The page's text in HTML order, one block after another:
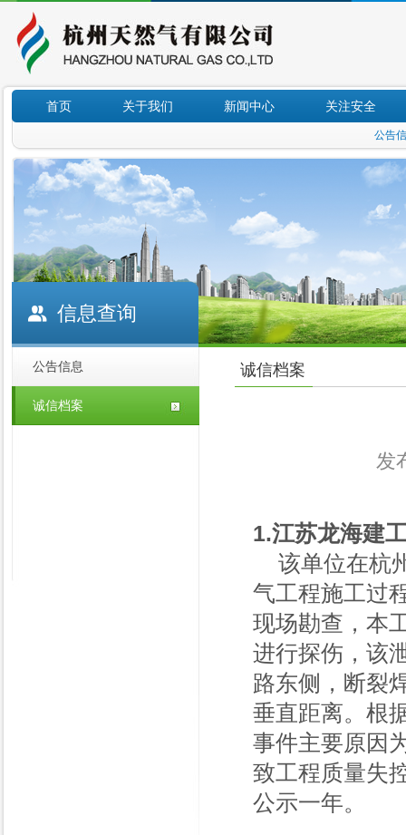
首页 关于我们 新闻中心 关注安全
公告
信息查询
公告信息
诚信档案
诚信档案
发
1.江苏龙海建
该单位在杭
气工程施工过
现场勘查，本
进行探伤，该
路东侧，断裂
垂直距离。根
事件主要原因
致工程质量失
公示一年。